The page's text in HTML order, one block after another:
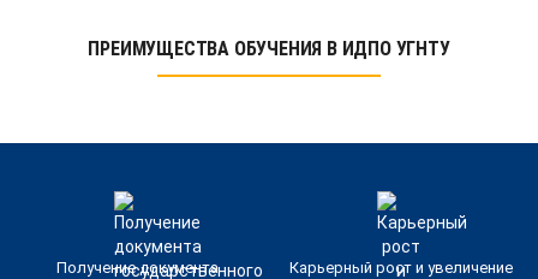
ПРЕИМУЩЕСТВА ОБУЧЕНИЯ В ИДПО УГНТУ
Получение документа
Карьерный рост и увеличение